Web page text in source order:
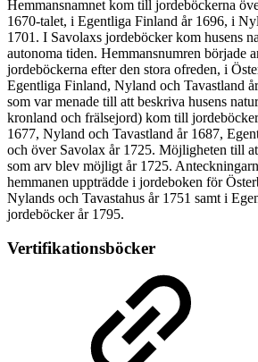
Hemmansnamnet kom till jordeböckerna
1670-talet, i Egentliga Finland år 1696, i
1701. I Savolaxs jordeböcker kom husens
autonoma tiden. Hemmansnumren började
jordeböckerna efter den stora ofreden, i
Egentliga Finland, Nyland och Tavastland
som var menade till att beskriva husens
kronland och frälsejord) kom till
1677, Nyland och Tavastland år 1687,
och över Savolax år 1725. Möjligheten till
som arv blev möjligt år 1725.
hemmanen uppträdde i jordeboken för
Nylands och Tavastahus år 1751 samt i
jordeböcker år 1795.
Vertifikationsböcker